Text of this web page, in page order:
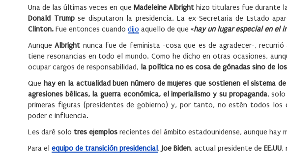
Una de las últimas veces en que Madeleine Albrighthizo titulares fue durante
Donald Trumpse disputaron la presidencia. La ex-Secretaria de Estado
Clinton. Fue entonces cuando dijo aquello de que «hay un lugar especial en el
AunqueAlbrightnunca fue de feminista -cosa que es de agradecer-,
tiene resonancias en todo el mundo. Como he dicho en otras ocasiones,
ocupar cargos de responsabilidad, la política no es cosa de gónadas sino de
Que hay en la actualidad buen número de mujeres que sostienen el sistema
agresiones bélicas, la guerra económica, el imperialismo y su propaganda, solo
primeras figuras (presidentes de gobierno) y, por tanto, no estén todos
poder e influencia.
Les daré solo tres ejemplos recientes del ámbito estadounidense, aunque hay
Para el equipo de transición presidencial, Joe Biden, actual presidente de EE.UU,